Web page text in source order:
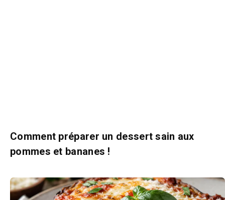
Comment préparer un dessert sain aux
pommes et bananes !